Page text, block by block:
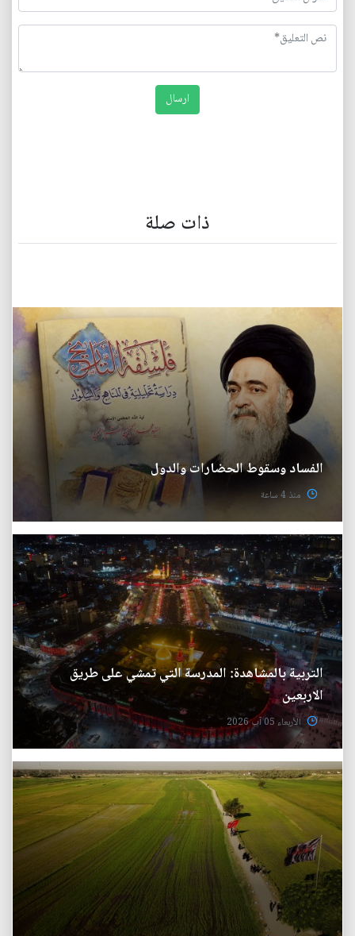
ذات صلة
الفساد وسقوط الحضارات والدول
منذ 4 ساعة
التربية بالمشاهدة: المدرسة التي تمشي على طريق
الاربعين
الأربعاء 05 آب 2026